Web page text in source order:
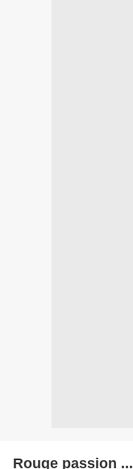
Rouge passion ...